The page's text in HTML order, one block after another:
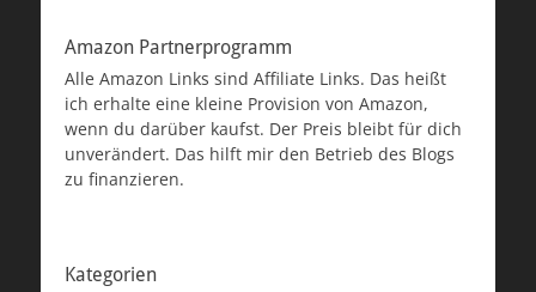
Amazon Partnerprogramm
Alle Amazon Links sind Affiliate Links. Das heißt
ich erhalte eine kleine Provision von Amazon,
wenn du darüber kaufst. Der Preis bleibt für dich
unverändert. Das hilft mir den Betrieb des Blogs
zu finanzieren.
Kategorien